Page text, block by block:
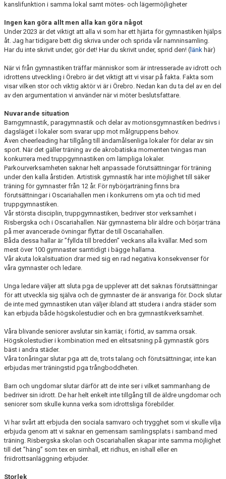
kanslifunktion i samma lokal samt mötes- och lägermöjligheter
Ingen kan göra allt men alla kan göra något
Under 2023 är det viktigt att alla vi som har ett hjärta för gymnastiken hjälps
åt. Jag har tidigare bett dig skriva under och sprida vår namninsamling.
Har du inte skrivit under, gör det! Har du skrivit under, sprid den! ( länk här)
När vi från gymnastiken träffar människor som är intresserade av idrott och
idrottens utveckling i Örebro är det viktigt att vi visar på fakta. Fakta som
visar vilken stor och viktig aktör vi är i Örebro. Nedan kan du ta del av en del
av den argumentation vi använder när vi möter beslutsfattare.
Nuvarande situation
Barngymnastik, paragymnastik och delar av motionsgymnastiken bedrivs i
dagsläget i lokaler som svarar upp mot målgruppens behov.
Även cheerleading har tillgång till ändamålsenliga lokaler för delar av sin
sport. När det gäller träning av de akrobatiska momenten tvingas man
konkurrera med truppgymnastiken om lämpliga lokaler.
Parkourverksamheten saknar helt anpassade förutsättningar för träning
under den kalla årstiden. Artistisk gymnastik har inte möjlighet till säker
träning för gymnaster från 12 år. För nybörjarträning finns bra
förutsättningar i Oscariahallen men i konkurrens om yta och tid med
truppgymnastiken.
Vår största disciplin, truppgymnastiken, bedriver stor verksamhet i
Risbergska och i Oscariahallen. När gymnasterna blir äldre och börjar träna
på mer avancerade övningar flyttar de till Oscariahallen.
Båda dessa hallar är ”fyllda till bredden” veckans alla kvällar. Med som
mest över 100 gymnaster samtidigt i bägge hallarna.
Vår akuta lokalsituation drar med sig en rad negativa konsekvenser för
våra gymnaster och ledare.
Unga ledare väljer att sluta pga de upplever att det saknas förutsättningar
för att utveckla sig själva och de gymnaster de är ansvariga för. Dock slutar
de inte med gymnastiken utan väljer ibland att studera i andra städer som
kan erbjuda både högskolestudier och en bra gymnastikverksamhet.
Våra blivande seniorer avslutar sin karriär, i förtid, av samma orsak.
Högskolestudier i kombination med en elitsatsning på gymnastik görs
bäst i andra städer.
Våra tonåringar slutar pga att de, trots talang och förutsättningar, inte kan
erbjudas mer träningstid pga trångboddheten.
Barn och ungdomar slutar därför att de inte ser i vilket sammanhang de
bedriver sin idrott. De har helt enkelt inte tillgång till de äldre ungdomar och
seniorer som skulle kunna verka som idrottsliga förebilder.
Vi har svårt att erbjuda den sociala samvaro och trygghet som vi skulle vilja
erbjuda genom att vi saknar en gemensam samlingsplats i samband med
träning. Risbergska skolan och Oscariahallen skapar inte samma möjlighet
till det ”häng” som tex en simhall, ett ridhus, en ishall eller en
friidrottsanläggning erbjuder.
Storlek